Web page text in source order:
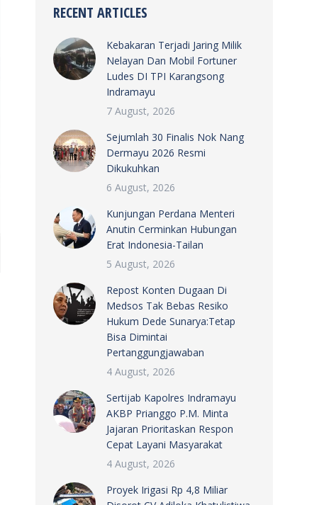
RECENT ARTICLES
Kebakaran Terjadi Jaring Milik
Nelayan Dan Mobil Fortuner
Ludes DI TPI Karangsong
Indramayu
7 August, 2026
Sejumlah 30 Finalis Nok Nang
Dermayu 2026 Resmi
Dikukuhkan
6 August, 2026
Kunjungan Perdana Menteri
Anutin Cerminkan Hubungan
Erat Indonesia-Tailan
5 August, 2026
Repost Konten Dugaan Di
Medsos Tak Bebas Resiko
Hukum Dede Sunarya:Tetap
Bisa Dimintai
Pertanggungjawaban
4 August, 2026
Sertijab Kapolres Indramayu
AKBP Prianggo P.M. Minta
Jajaran Prioritaskan Respon
Cepat Layani Masyarakat
4 August, 2026
Proyek Irigasi Rp 4,8 Miliar